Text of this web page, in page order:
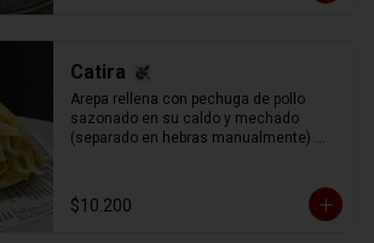
Catira
Arepa rellena con pechuga de pollo
sazonado en su caldo y mechado
(separado en hebras manualmente)
$10.200